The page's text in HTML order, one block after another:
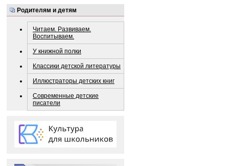
Родителям и детям
Читаем. Развиваем.
Воспитываем.
У книжной полки
Классики детской литературы
Иллюстраторы детских книг
Современные детские
писатели